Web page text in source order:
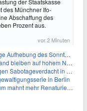
der Staatskasse
des Münchner Ifo-
Abschaffung des
Prozent aus.
vor 2 Minuten
des Sonntagsfahrverbots
bleiben auf hohem Niveau
in Thüringen festgenommen
in Berlin
mehr Renaturierung an